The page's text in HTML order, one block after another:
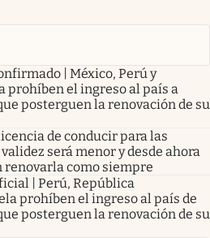
| México, Perú y
prohíben el ingreso al país a
posterguen la renovación de su
de conducir para las
será menor y desde ahora
renovarla como siempre
| Perú, República
prohíben el ingreso al país de
posterguen la renovación de su